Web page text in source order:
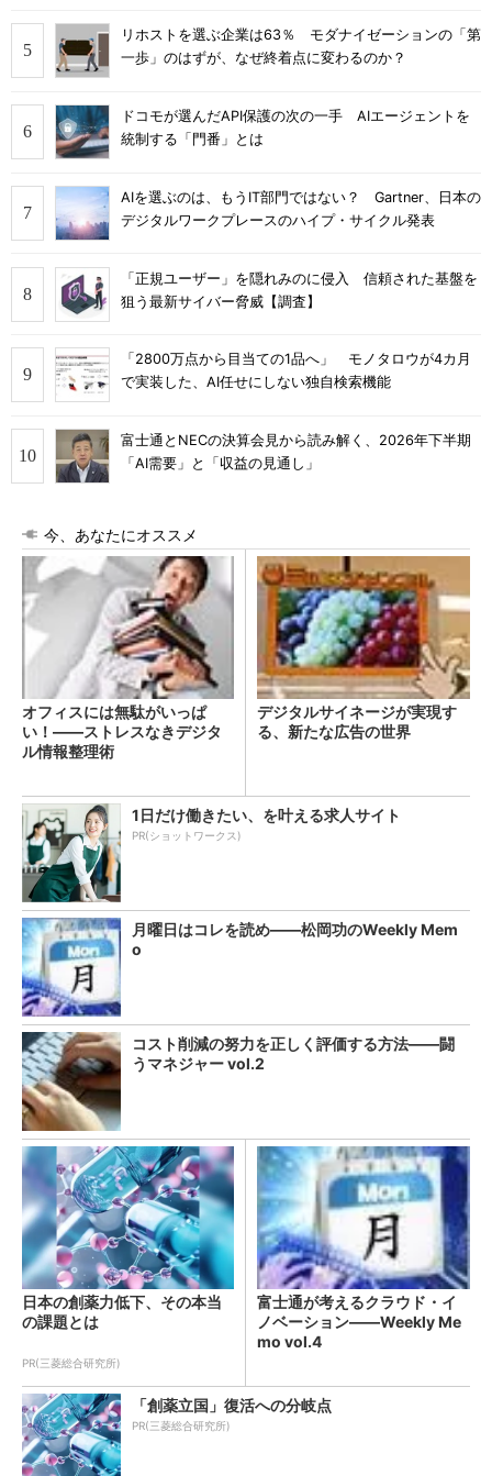
リホストを選ぶ企業は63％ モダナイゼーションの「第
一歩」のはずが、なぜ終着点に変わるのか？
ドコモが選んだAPI保護の次の一手 AIエージェントを
統制する「門番」とは
AIを選ぶのは、もうIT部門ではない？ Gartner、日本の
デジタルワークプレースのハイプ・サイクル発表
「正規ユーザー」を隠れみのに侵入 信頼された基盤を
狙う最新サイバー脅威【調査】
「2800万点から目当ての1品へ」 モノタロウが4カ月
で実装した、AI任せにしない独自検索機能
富士通とNECの決算会見から読み解く、2026年下半期
「AI需要」と「収益の見通し」
今、あなたにオススメ
オフィスには無駄がいっぱ
い！――ストレスなきデジタ
ル情報整理術
デジタルサイネージが実現す
る、新たな広告の世界
1日だけ働きたい、を叶える求人サイト
PR(ショットワークス)
月曜日はコレを読め――松岡功のWeekly Mem
o
コスト削減の努力を正しく評価する方法――闘
うマネジャー vol.2
日本の創薬力低下、その本当
の課題とは
PR(三菱総合研究所)
富士通が考えるクラウド・イ
ノベーション――Weekly Me
mo vol.4
「創薬立国」復活への分岐点
PR(三菱総合研究所)